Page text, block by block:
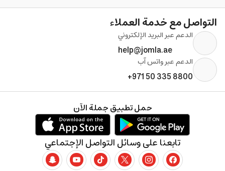
التواصل مع خدمة العملاء
الدعم عبر البريد الإلكتروني
help@jomla.ae
الدعم عبر واتس آب
+971 50 335 8800
تابعنا على وسائل التواصل الإجتماعي
حمل تطبيق جملة الآن